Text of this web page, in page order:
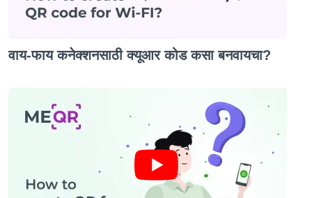
वाय-फाय कनेक्शनसाठी क्यूआर कोड कसा बनवायचा?